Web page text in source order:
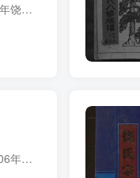
族谱简介 广东韶关饶氏族谱，平阳堂，1998年饶纪寰、饶隆山等纂修，9册。始祖饶元亮，一名饶素，晚年居江西抚州府南城县蓝田乡。二十一世饶济宇，宋元鼎革间避寓于福建汀州八角楼，生子四：一郎...
族谱简介 广东梅州大埔县茶阳饶氏族谱，1906年（光绪32年）饶桐阴等纂修，10册。始迁祖饶四郎，宋末由江西吉安迁入大埔。 族谱部分预览 电子版PDF网盘下载